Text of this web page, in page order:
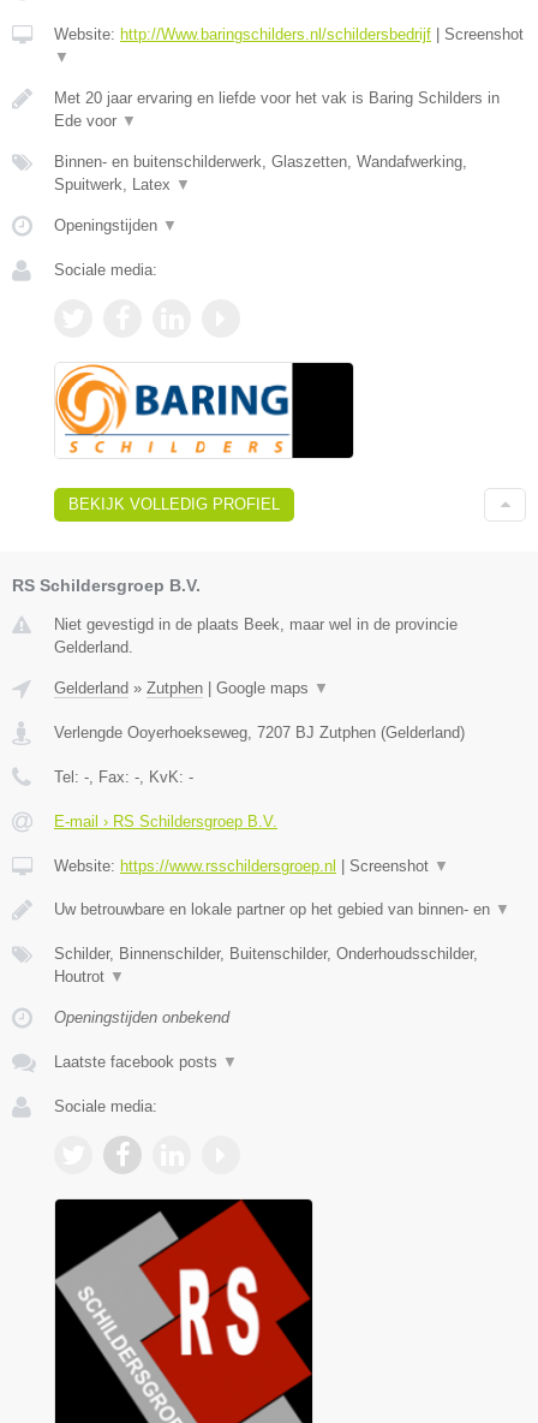
Website: http://Www.baringschilders.nl/schildersbedrijf
Screenshot
▼
Met 20 jaar ervaring en liefde voor het vak is Baring Schilders in
Ede voor ▼
Binnen- en buitenschilderwerk, Glaszetten, Wandafwerking,
Spuitwerk, Latex ▼
Openingstijden ▼
Sociale media:
BEKIJK VOLLEDIG PROFIEL
RS Schildersgroep B.V.
Niet gevestigd in de plaats Beek, maar wel in de provincie
Gelderland.
Gelderland » Zutphen Google maps ▼
Verlengde Ooyerhoekseweg, 7207 BJ Zutphen (Gelderland)
Tel: -, Fax: -, KvK: -
E-mail › RS Schildersgroep B.V.
Website: https://www.rsschildersgroep.nl Screenshot ▼
Uw betrouwbare en lokale partner op het gebied van binnen- en ▼
Schilder, Binnenschilder, Buitenschilder, Onderhoudsschilder,
Houtrot ▼
Openingstijden onbekend
Laatste facebook posts ▼
Sociale media: